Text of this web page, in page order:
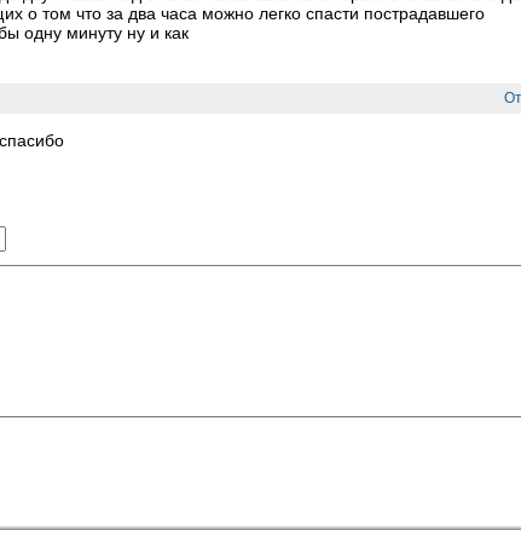
о том что за два часа можно легко спасти пострадавшего
одну минуту ну и как